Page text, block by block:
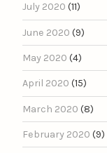
July 2020 (11)
June 2020 (9)
May 2020 (4)
April 2020 (15)
March 2020 (8)
February 2020 (9)